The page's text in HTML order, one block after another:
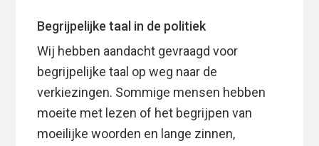
Begrijpelijke taal in de politiek
Wij hebben aandacht gevraagd voor
begrijpelijke taal op weg naar de
verkiezingen. Sommige mensen hebben
moeite met lezen of het begrijpen van
moeilijke woorden en lange zinnen,